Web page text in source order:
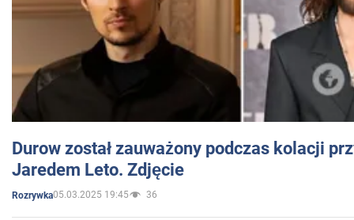
Durow został zauważony podczas kolacji
Jaredem Leto. Zdjęcie
Rozrywka05.03.2025 19:45 36